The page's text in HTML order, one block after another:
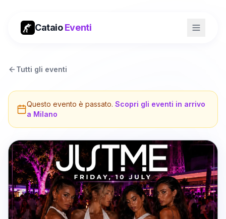
CataioEventi
Tutti gli eventi
Questo evento è passato. Scopri gli eventi in arrivo
a Milano